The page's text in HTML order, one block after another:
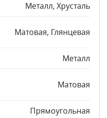
Металл, Хрусталь
Матовая, Глянцевая
Металл
Матовая
Прямоугольная